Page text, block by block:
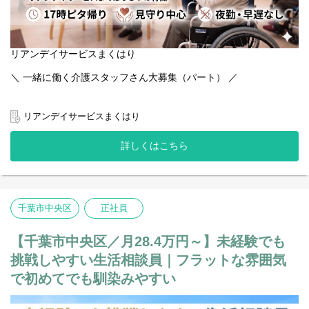
リアンデイサービスまくはり
＼ 一緒に働く介護スタッフさん大募集（パート） ／
そんなあなたにぴったりの、ゆとりある職場です。
☆ここがポイント！
1日平均16名のあたたかな小規模ケア定員19名。
少人数だからこそ、お一人おひとりと「今日のご気分は？」と丁
寧に向き合えます。
土日祝はうれしい高時給！【時給 1,523円～1,573円】頑張りが
しっかりお給料に反映されます。
大手法人グループ運営の安心感経営基盤が安定しているため、福
利厚生やサポート体制も万全です。
「利用者様とのおしゃべりを大切にしたい」そんな優しい思いを
持った方、
お待ちしております！
リアンデイサービスまくはり
詳しくはこちら
千葉市中央区 正社員
【千葉市中央区／月28.4万円～】未経験でも
挑戦しやすい生活相談員｜フラットな雰囲気
で初めてでも馴染みやすい